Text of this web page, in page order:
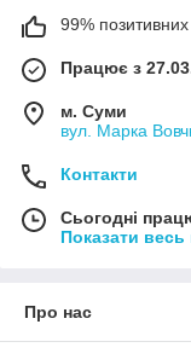
99% позитивних
Працює з
м. Суми
вул. Марка
Контакти
Сьогодні
Показати весь
Про нас